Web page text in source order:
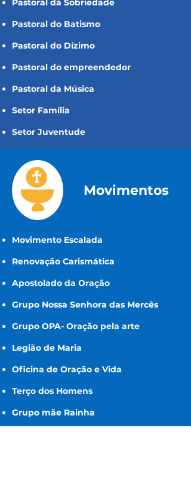
Pastoral da Sobriedade
Pastoral do Batismo
Pastoral do Dízimo
Pastoral do empreendedor
Pastoral da Música
Setor Família
Setor Juventude
Movimentos
Movimento Escalada
Renovação Carismática
Apostolado da Oração
Grupo Nossa Senhora das Mercês
Grupo OPA- Oração pela arte
Legião de Maria
Oficina de Oração e Vida
Terço dos Homens
Grupo mãe Rainha